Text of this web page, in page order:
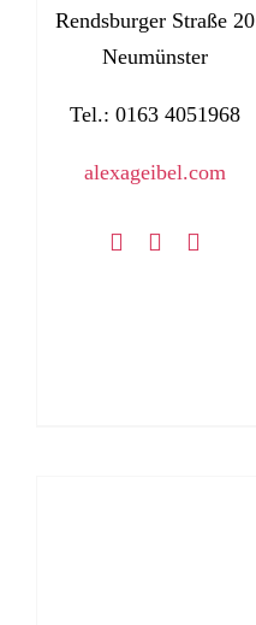
Rendsburger Straße 20
Neumünster
Tel.: 0163 4051968
alexageibel.com